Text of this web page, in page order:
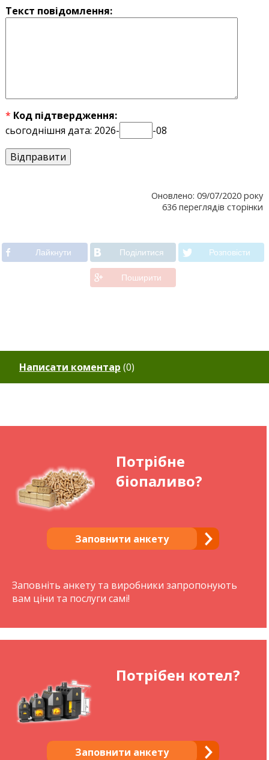
Текст повідомлення:
* Код підтвердження:
сьогоднішня дата: 2026-
-08
Оновлено: 09/07/2020 року
636 переглядів сторінки
Лайкнути Подiлитися Розповiсти
Поширити
Написати коментар (0)
Потрібне
біопаливо?
Заповнити анкету
Заповніть анкету та виробники запропонують
вам ціни та послуги самі!
Потрібен котел?
Заповнити анкету